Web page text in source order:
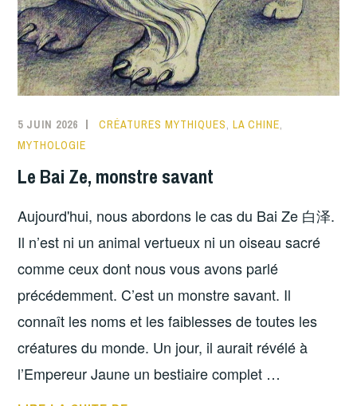
5 JUIN 2026 CRÉATURES MYTHIQUES,LA CHINE,
MYTHOLOGIE
Le Bai Ze, monstre savant
Aujourd'hui, nous abordons le cas du Bai Ze 白泽.
Il n’est ni un animal vertueux ni un oiseau sacré
comme ceux dont nous vous avons parlé
précédemment. C’est un monstre savant. Il
connaît les noms et les faiblesses de toutes les
créatures du monde. Un jour, il aurait révélé à
l’Empereur Jaune un bestiaire complet …